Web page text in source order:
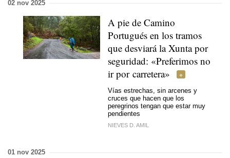
02 nov 2025
A pie de Camino
Portugués en los tramos
que desviará la Xunta por
seguridad: «Preferimos no
ir por carretera»
Vías estrechas, sin arcenes y
cruces que hacen que los
peregrinos tengan que estar muy
pendientes
NIEVES D. AMIL
01 nov 2025